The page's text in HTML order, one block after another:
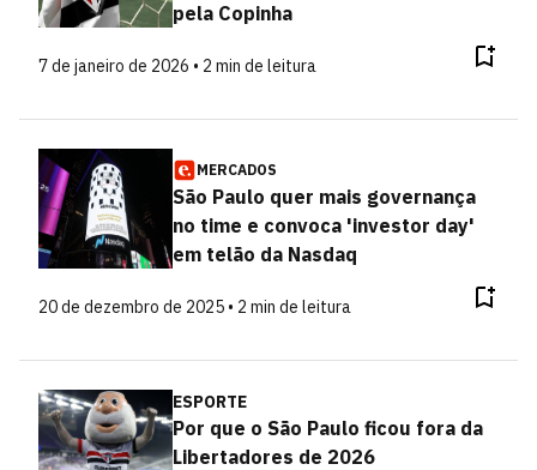
pela Copinha
7 de janeiro de 2026 • 2 min de leitura
MERCADOS
São Paulo quer mais governança
no time e convoca 'investor day'
em telão da Nasdaq
20 de dezembro de 2025 • 2 min de leitura
ESPORTE
Por que o São Paulo ficou fora da
Libertadores de 2026